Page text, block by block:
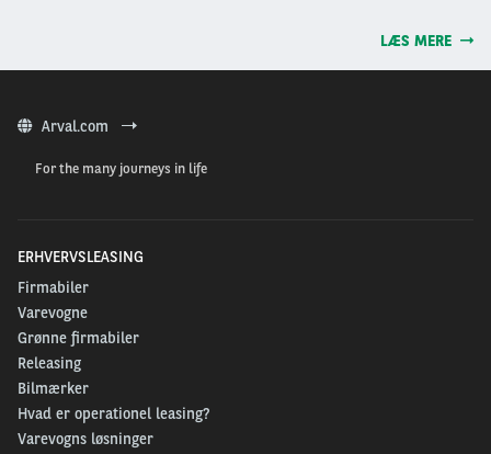
LÆS MERE
Arval.com
For the many journeys in life
ERHVERVSLEASING
Firmabiler
Varevogne
Grønne firmabiler
Releasing
Bilmærker
Hvad er operationel leasing?
Varevogns løsninger